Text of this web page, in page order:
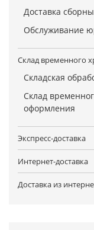
Доставка
Обслуживание
Склад временного
Складская
Склад
оформления
Экспресс-доставка
Интернет-доставка
Доставка из